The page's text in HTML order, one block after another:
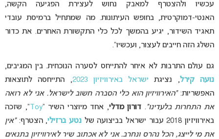
עכשיו ולהצטרף למאבק נחוש לעצירת הפגיעה הקשה,
האנטי-דמוקרטית, בחופש העיתונות. מה שמתחיל ברמיסת עובדי
תאגיד השידור, יגיע בהמשך לכל כלי התקשורת האחרים. את כדור
השלג הזה חייבים לעצור, ועכשיו”.
גם עולם התרבות לא איחר להתייחס לסערה הנוכחית. בין המגיבים,
נועה קירל, נציגת ישראל באירוויזיון 2023
, התייחסה לתוצאות
האפשריות:“האירוויזיון הוא כלי הסברה חשוב לישראל. אני לא רואה
את התחרות בלעדינו”. דורון מדלי, אחד מיוצרי השיר “Toy “, שזכה
באירוויזיון 2018 עבור ישראל בביצועה של
נטע ברזילי, הצטרף:“אין
את מי לייצג, הכל נהרס ונחרב. אני לא אכתוב שיר לאירוויזיון בתנאים